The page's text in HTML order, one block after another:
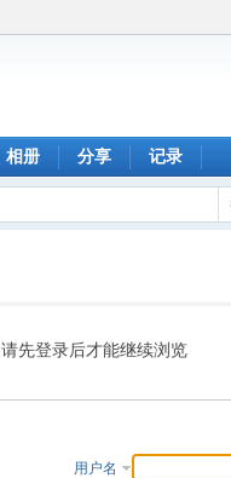
相册 分享 记录
请先登录后才能继续浏览
用户名